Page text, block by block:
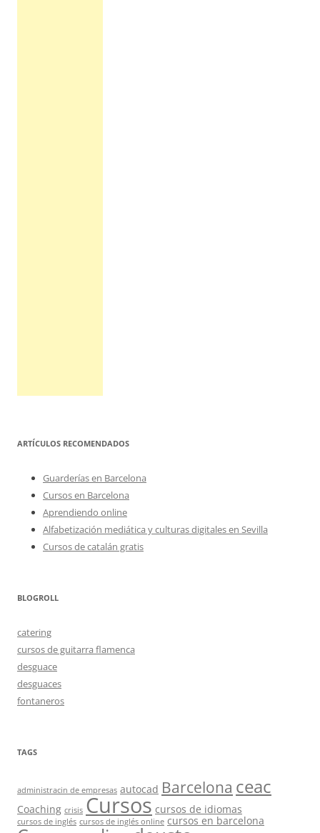
ARTÍCULOS RECOMENDADOS
Guarderías en Barcelona
Cursos en Barcelona
Aprendiendo online
Alfabetización mediática y culturas digitales en Sevilla
Cursos de catalán gratis
BLOGROLL
catering
cursos de guitarra flamenca
desguace
desguaces
fontaneros
TAGS
administracin de empresas autocad Barcelona ceac
Coaching crisis Cursos cursos de idiomas
cursos de inglés cursos de inglés online cursos en barcelona